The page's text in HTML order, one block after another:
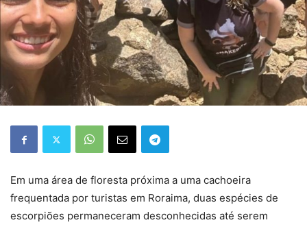
Em uma área de floresta próxima a uma cachoeira
frequentada por turistas em Roraima, duas espécies de
escorpiões permaneceram desconhecidas até serem